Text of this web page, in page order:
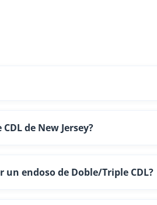
de New Jersey?
endoso de Doble/Triple CDL?